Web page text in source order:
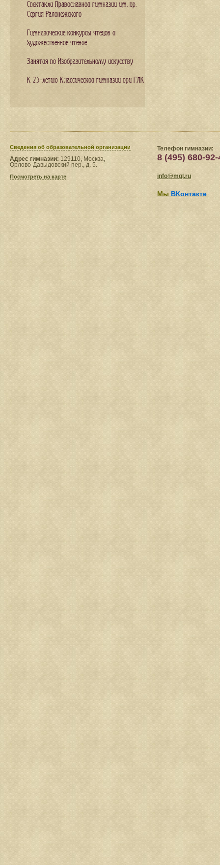
Спектакли Православной гимназии им. пр.
Сергия Радонежского
Гимназические конкурсы чтецов и
художественное чтение
Занятия по Изобразительному искусству
К 25-летию Классической гимназии при ГЛК
Сведения​ об образовательной организации
Адрес гимназии: 129110, Москва,
Орлово-Давыдовский пер., д. 5.
Посмотреть на карте
Телефон гимназии:
8 (495) 680-92-
info@mgl.ru
Мы ВКонтакте